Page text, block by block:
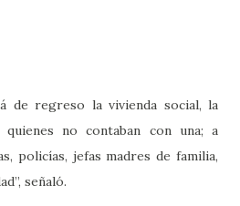
de regreso la vivienda social, la
no contaban con una; a
policías, jefas madres de familia,
señaló.